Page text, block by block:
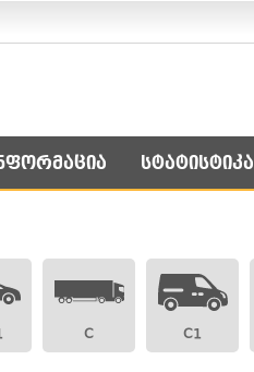
სტატისტიკა
C C1